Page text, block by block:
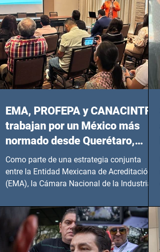
EMA, PROFEPA y CANACINTRA
trabajan por un México más
normado desde Querétaro,
Hidalgo y BCS
Como parte de una estrategia conjunta
entre la Entidad Mexicana de Acreditación
(EMA), la Cámara Nacional de la Industria